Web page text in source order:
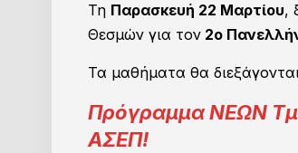
Τη Παρασκευή 22 Μαρτίου,
Θεσμών για τον 2ο
Τα μαθήματα θα
Πρόγραμμα ΝΕΩΝ
ΑΣΕΠ!